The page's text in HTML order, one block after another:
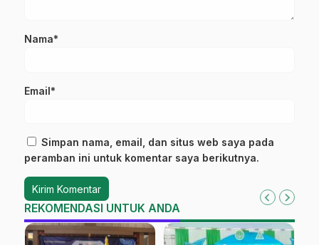
Nama*
Email*
Simpan nama, email, dan situs web saya pada
peramban ini untuk komentar saya berikutnya.
REKOMENDASI UNTUK ANDA